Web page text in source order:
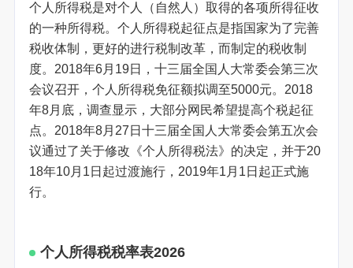
个人所得税是对个人（自然人）取得的各项所得征收
的一种所得税。个人所得税起征点是指国家为了完善
税收体制，更好的进行税制改革，而制定的税收制
度。2018年6月19日，十三届全国人大常委会第三次
会议召开，个人所得税免征额拟调至5000元。2018
年8月底，调查显示，大部分网民希望提高个税起征
点。2018年8月27日十三届全国人大常委会第五次会
议通过了关于修改《个人所得税法》的决定，并于20
18年10月1日起过渡施行，2019年1月1日起正式施
行。
个人所得税税率表2026